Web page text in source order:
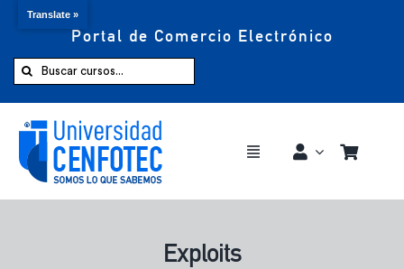
Portal de Comercio Electrónico
Buscar:
Toggle
Comprar ahora
Exploits
Translate »